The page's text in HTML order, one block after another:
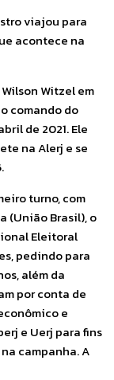
viajou para
acontece na
Witzel em
comando do
de 2021. Ele
na Alerj e se
turno, com
(União Brasil), o
Eleitoral
pedindo para
além da
por conta de
e
e Uerj para fins
campanha. A